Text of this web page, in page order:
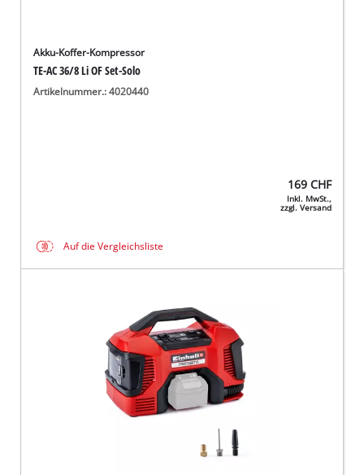
Akku-Koffer-Kompressor
TE-AC 36/8 Li OF Set-Solo
Artikelnummer.: 4020440
169 CHF
Inkl. MwSt.,
zzgl. Versand
Auf die Vergleichsliste